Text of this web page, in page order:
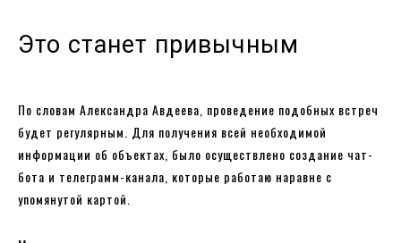
Это станет привычным
По словам Александра Авдеева, проведение подобных встреч
будет регулярным. Для получения всей необходимой
информации об объектах, было осуществлено создание чат-
бота и телеграмм-канала, которые работаю наравне с
упомянутой картой.